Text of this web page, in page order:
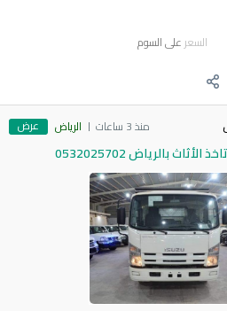
السعر على السوم
منذ 3 ساعات الرياض عرض
بالرياض 0532025702